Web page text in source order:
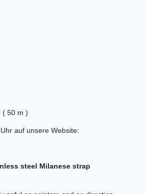
( 50 m )
auf unsere Website:
steel Milanese strap